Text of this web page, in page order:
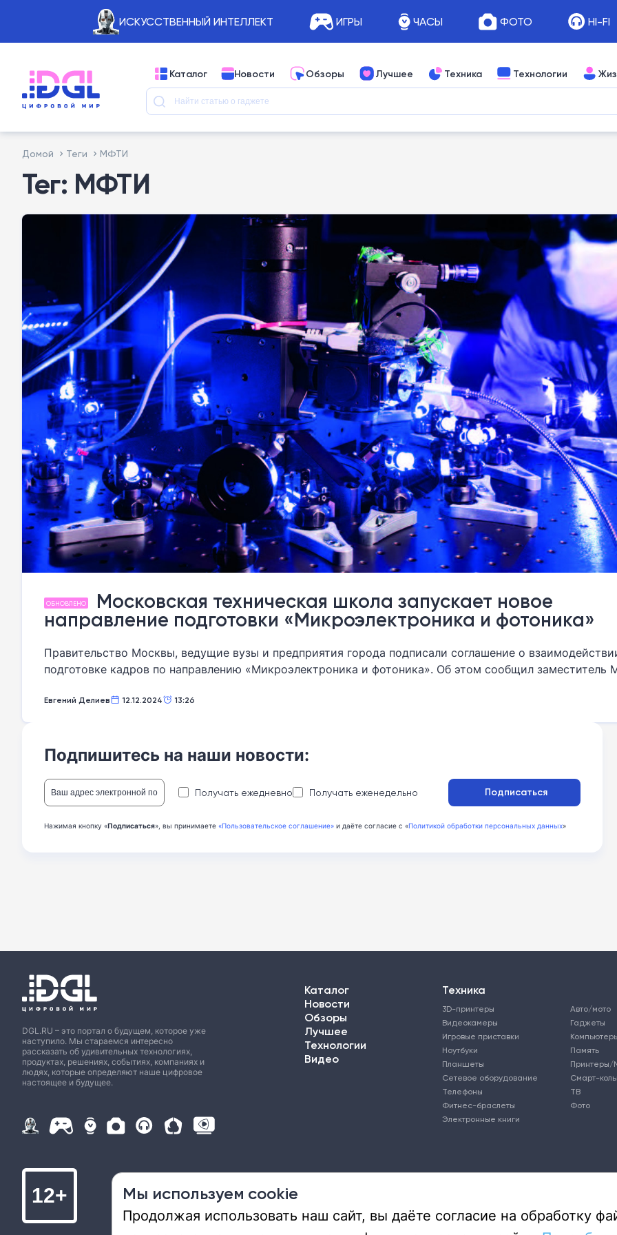
ИСКУССТВЕННЫЙ ИНТЕЛЛЕКТ ИГРЫ ЧАСЫ ФОТО HI-FI
Каталог Новости Обзоры Лучшее Техника Технологии
Домой Теги МФТИ
Тег: МФТИ
ОБНОВЛЕНО Московская техническая школа запускает новое
направление подготовки «Микроэлектроника и фотоника»
Правительство Москвы, ведущие вузы и предприятия города подписали соглашение о
подготовке кадров по направлению «Микроэлектроника и фотоника». Об этом сообщил заместитель
Евгений Делиев 12.12.2024 13:26
Подпишитесь на наши новости:
Получать ежедневно Получать еженедельно Подписаться
Нажимая кнопку «Подписаться», вы принимаете «Пользовательское соглашение» и даёте согласие с «Политикой обработки персональных данных»
DGL.RU – это портал о будущем, которое уже
наступило. Мы стараемся интересно
рассказать об удивительных технологиях,
продуктах, решениях, событиях, компаниях и
людях, которые определяют наше цифровое
настоящее и будущее.
12+
Каталог
Новости
Обзоры
Лучшее
Техника
3D-принтеры Авто/мото
Видеокамеры
Гаджеты
Игровые приставки
Ноутбуки
Память
Планшеты
Сетевое оборудование
Смарт-
Телефоны
ТВ
Фитнес-браслеты
Фото
Электронные книги
Технологии
Видео
Мы используем cookie
Продолжая использовать наш сайт, вы даёте согласие на обработку